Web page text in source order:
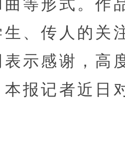
、传人的关
示感谢，高
报记者近日